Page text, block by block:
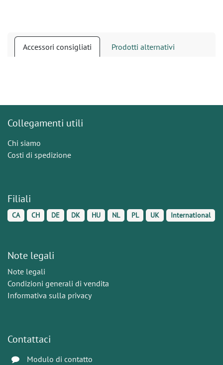
Accessori consigliati Prodotti alternativi
Collegamenti utili
Chi siamo
Costi di spedizione
Filiali
CA CH DE DK HU NL PL UK International
Note legali
Note legali
Condizioni generali di vendita
Informativa sulla privacy
Contattaci
Modulo di contatto